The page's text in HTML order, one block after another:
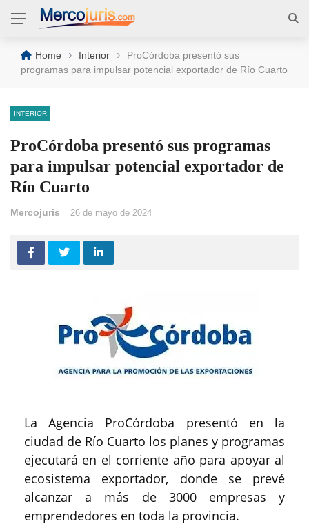
Home › Interior ›
ProCórdoba presentó sus
programas para impulsar potencial exportador de Río Cuarto
INTERIOR
ProCórdoba presentó sus programas
para impulsar potencial exportador de
Río Cuarto
Mercojuris 26 de mayo de 2024
La Agencia ProCórdoba presentó en la
ciudad de Río Cuarto los planes y programas
ejecutará en el corriente año para apoyar al
ecosistema exportador, donde se prevé
alcanzar a más de 3000 empresas y
emprendedores en toda la provincia.